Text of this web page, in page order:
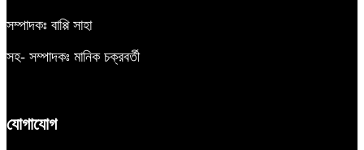
সম্পাদকঃ বাপ্পি সাহা
সহ- সম্পাদকঃ মানিক চক্রবর্তী
যোগাযোগ